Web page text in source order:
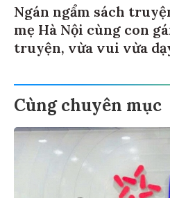
Ngán ngẩm sách
mẹ Hà Nội cùng con
truyện, vừa vui vừa
Cùng chuyên mục